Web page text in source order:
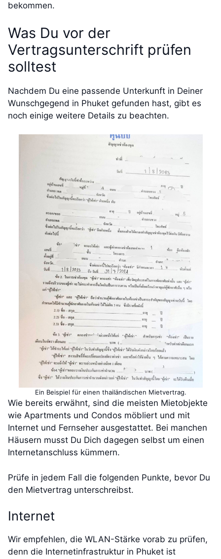
bekommen.
Was Du vor der
Vertragsunterschrift prüfen
solltest
Nachdem Du eine passende Unterkunft in Deiner
Wunschgegend in Phuket gefunden hast, gibt es
noch einige weitere Details zu beachten.
Ein Beispiel für einen thailändischen Mietvertrag.
Wie bereits erwähnt, sind die meisten Mietobjekte
wie Apartments und Condos möbliert und mit
Internet und Fernseher ausgestattet. Bei manchen
Häusern musst Du Dich dagegen selbst um einen
Internetanschluss kümmern.
Prüfe in jedem Fall die folgenden Punkte, bevor Du
den Mietvertrag unterschreibst.
Internet
Wir empfehlen, die WLAN-Stärke vorab zu prüfen,
denn die Internetinfrastruktur in Phuket ist